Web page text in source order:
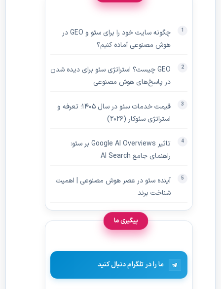
چگونه سایت خود را برای سئو و GEO در
هوش مصنوعی آماده کنیم؟
GEO چیست؟ استراتژی سئو برای دیده‌ شدن
در پاسخ‌های هوش مصنوعی
قیمت خدمات سئو در سال ۱۴۰۵؛ تعرفه و
استراتژی سئوکار (۲۰۲۶)
تاثیر Google AI Overviews بر سئو:
راهنمای جامع AI Search
آینده سئو در عصر هوش مصنوعی | اهمیت
شناخت برند
پیگیری ما
ما را در تلگرام دنبال کنید